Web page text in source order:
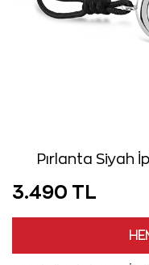
Pırlanta Siyah
3.490 TL